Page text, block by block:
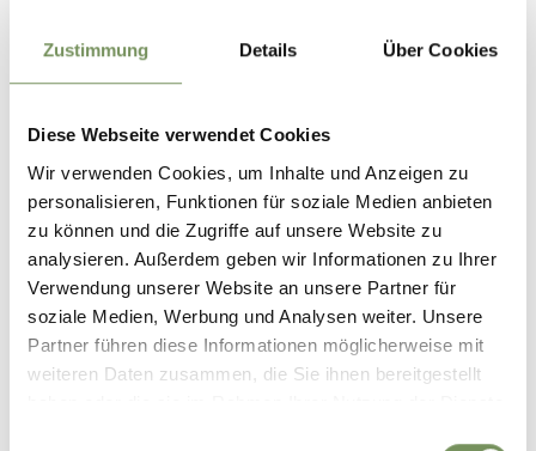
Zustimmung Details Über Cookies
Diese Webseite verwendet Cookies
Wir verwenden Cookies, um Inhalte und Anzeigen zu
personalisieren, Funktionen für soziale Medien anbieten
zu können und die Zugriffe auf unsere Website zu
analysieren. Außerdem geben wir Informationen zu Ihrer
Verwendung unserer Website an unsere Partner für
soziale Medien, Werbung und Analysen weiter. Unsere
Partner führen diese Informationen möglicherweise mit
weiteren Daten zusammen, die Sie ihnen bereitgestellt